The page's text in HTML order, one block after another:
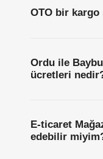
OTO bir
Ordu ile
ücretleri
E-ticaret
edebilir